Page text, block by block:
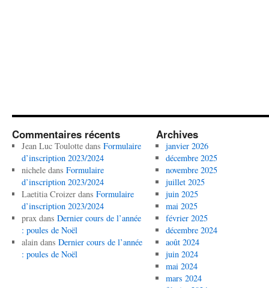
Commentaires récents
Jean Luc Toulottedans Formulaire
d’inscription 2023/2024
nicheledans Formulaire
d’inscription 2023/2024
Laetitia Croizerdans Formulaire
d’inscription 2023/2024
praxdans Dernier cours de l’année
: poules de Noël
alaindans Dernier cours de l’année
: poules de Noël
Archives
janvier 2026
décembre 2025
novembre 2025
juillet 2025
juin 2025
mai 2025
février 2025
décembre 2024
août 2024
juin 2024
mai 2024
mars 2024